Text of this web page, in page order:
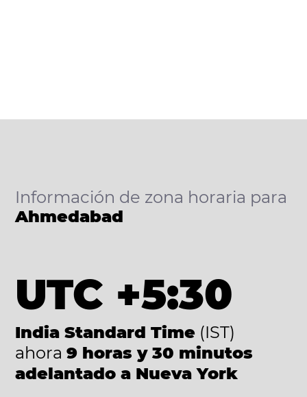
Información de zona horaria para
Ahmedabad
UTC +5:30
India Standard Time (IST)
ahora 9 horas y 30 minutos
adelantado a Nueva York